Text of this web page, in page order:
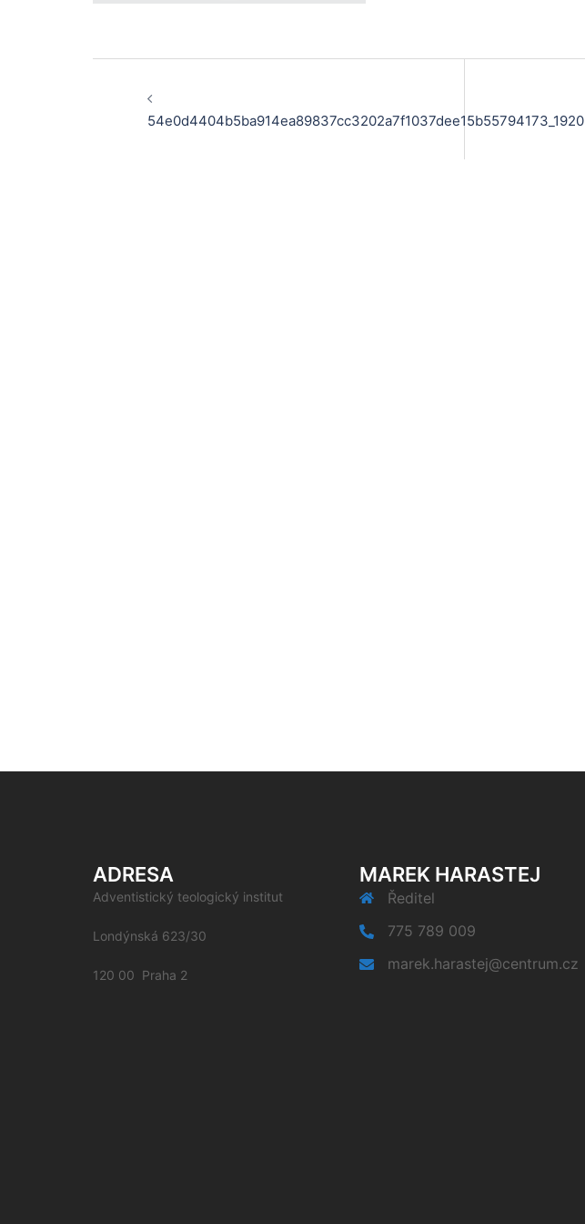
navigation
54e0d4404b5ba914ea89837cc3202a7f1037dee15b55794173_1920
ADRESA
Adventistický teologický institut
Londýnská 623/30
120 00 Praha 2
MAREK HARASTEJ
Ředitel
775 789 009
marek.harastej@centrum.cz